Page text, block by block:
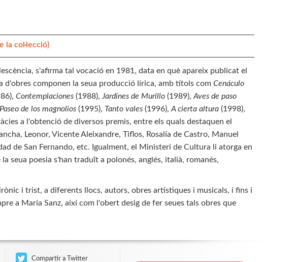
la col·lecció)
s'afirma tal vocació en 1981, data en què apareix publicat el
d'obres componen la seua producció lírica, amb títols comCenáculo
Contemplaciones (1988), Jardines de Murillo (1989),Aves de paso
Paseo de los magnolios (1995), Tanto vales (1996),A cierta altura (1998),
a l'obtenció de diversos premis, entre els quals destaquen el
Leonor, Vicente Aleixandre, Tiflos, Rosalía de Castro, Manuel
de San Fernando, etc. Igualment, el Ministeri de Cultura li atorga en
seua poesia s'han traduït a polonés, anglés, italià, romanés,
i trist, a diferents llocs, autors, obres artístiques i musicals, i fins i
a María Sanz, així com l'obert desig de fer seues tals obres que
Compartir a Twitter